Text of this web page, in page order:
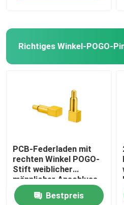
Richtiges Winkel-POGO-
PCB-Federladen mit
rechten Winkel POGO-
Stift weiblicher
männlicher Anschluss
3A
Bestpreis